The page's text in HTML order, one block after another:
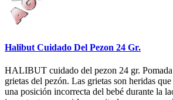
Halibut Cuidado Del Pezon 24 Gr.
HALIBUT cuidado del pezon 24 gr. Pomada
grietas del pezón. Las grietas son heridas
una posición incorrecta del bebé durante la